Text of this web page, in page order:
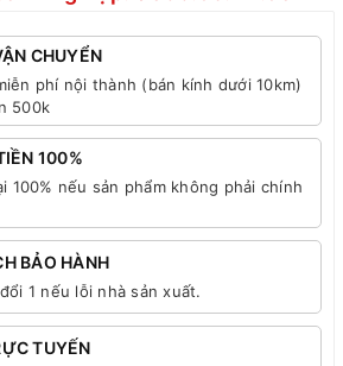
CHUYỂN
phí nội thành (bán kính dưới 10km)
500k
100%
100% nếu sản phẩm không phải chính
BẢO HÀNH
1 nếu lỗi nhà sản xuất.
TUYẾN